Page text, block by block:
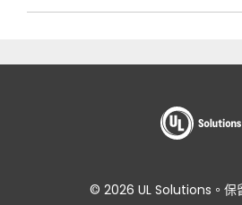
© 2026 UL Solutions。保